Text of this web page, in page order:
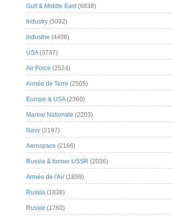
Gulf & Middle East(6838)
Industry (5092)
Industrie (4408)
USA(3737)
Air Force (2524)
Armée de Terre (2505)
Europe & USA(2360)
Marine Nationale (2203)
Navy (2197)
Aerospace (2166)
Russia & former USSR (2036)
Armée de l'Air (1899)
Russia (1838)
Russie (1760)